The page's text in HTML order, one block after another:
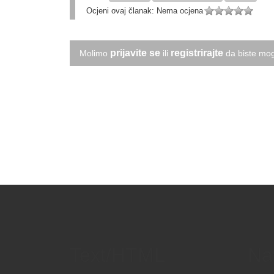
Ocjeni ovaj članak: Nema ocjena
Molimo prijavite se ili registrirajte da biste